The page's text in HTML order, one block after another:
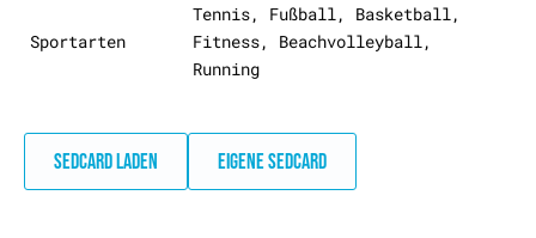
Sportarten
Tennis, Fußball, Basketball,
Fitness, Beachvolleyball,
Running
SEDCARD LADEN EIGENE SEDCARD